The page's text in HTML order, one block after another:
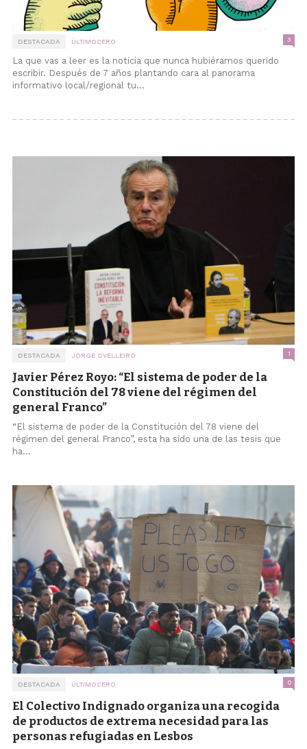
DESTACADA ÚLTIMOCERO 3
La que vas a leer es la noticia que nunca hubiéramos querido
escribir. Después de 7 años plantando cara al panorama
informativo local/regional tu...
DESTACADA JORGE OVELLEIRO 1
Javier Pérez Royo: “El sistema de poder de la
Constitución del 78 viene del régimen del
general Franco”
“El sistema de poder de la Constitución del 78 viene del
régimen del general Franco”, esta ha sido una de las tesis que
ha...
DESTACADA ÚLTIMOCERO 0
El Colectivo Indignado organiza una recogida
de productos de extrema necesidad para las
personas refugiadas en Lesbos